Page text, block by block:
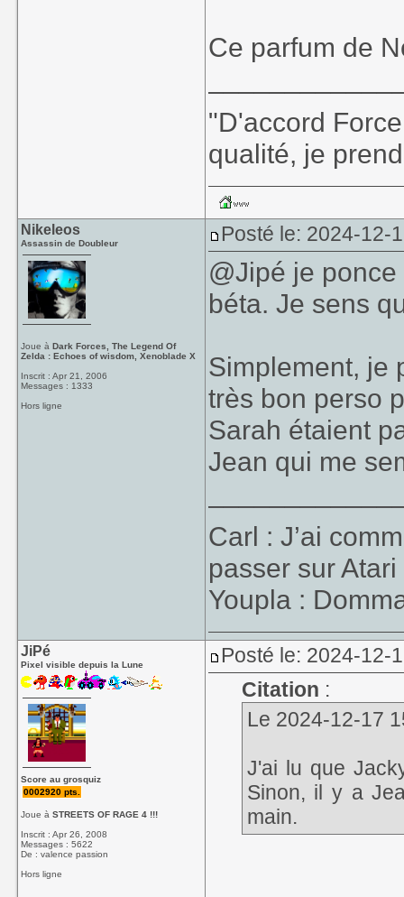
Ce parfum de
"D'accord
qualité, je
Nikeleos
Assassin de Doubleur
Joue àDark Forces, The Legend Of
Zelda : Echoes of wisdom, Xenoblade X
Inscrit : Apr 21, 2006
Messages : 1333
Hors ligne
Posté le: 2024-12-
@Jipé je
béta. Je sens
Simplement, je
très bon perso
Sarah étaient
Jean qui me
Carl : J’ai
passer sur Atari
Youpla :
JiPé
Pixel visible depuis la Lune
Score au grosquiz
0002920 pts.
Joue àSTREETS OF RAGE 4 !!!
Inscrit : Apr 26, 2008
Messages : 5622
De : valence passion
Hors ligne
Posté le: 2024-12-
Citation :
Le 2024-12-17
J'ai lu que
Sinon, il y a
main.